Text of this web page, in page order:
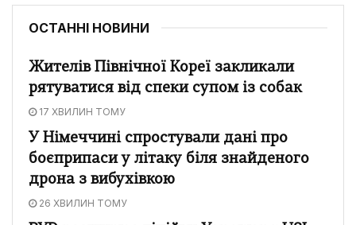
ОСТАННІ НОВИНИ
Жителів Північної Кореї закликали
рятуватися від спеки супом із собак
17 ХВИЛИН ТОМУ
У Німеччині спростували дані про
боєприпаси у літаку біля знайденого
дрона з вибухівкою
26 ХВИЛИН ТОМУ